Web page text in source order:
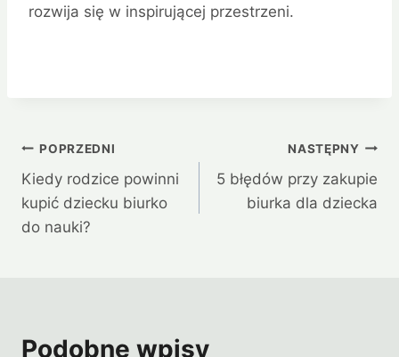
rozwija się w inspirującej przestrzeni.
Nawigacja
wpisu
POPRZEDNI
Kiedy rodzice powinni
kupić dziecku biurko
do nauki?
NASTĘPNY
5 błędów przy zakupie
biurka dla dziecka
Podobne wpisy